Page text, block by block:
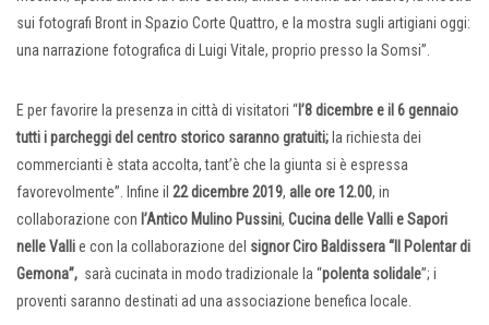
sui fotografi Bront in Spazio Corte Quattro, e la mostra sugli artigiani oggi:
una narrazione fotografica di Luigi Vitale, proprio presso la Somsi”.
E per favorire la presenza in città di visitatori “l’8 dicembre e il 6 gennaio
tutti iparcheggi del centro storico saranno gratuiti; la richiesta dei
commercianti è stata accolta, tant’è che la giunta si è espressa
favorevolmente”. Infine il 22 dicembre 2019, alle ore 12.00, in
collaborazione con l’Antico Mulino Pussini, Cucina delle Valli e Sapori
nelle Vallie con la collaborazione del signor Ciro Baldissera “Il Polentar di
Gemona”, sarà cucinata in modo tradizionale la “polenta solidale”; i
proventi saranno destinati ad una associazione benefica locale.